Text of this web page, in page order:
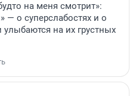
на меня смотрит»:
— о суперслабостях и о
на их грустных